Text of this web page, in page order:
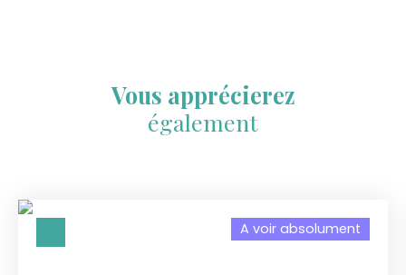
Vous apprécierez
également
A voir absolument